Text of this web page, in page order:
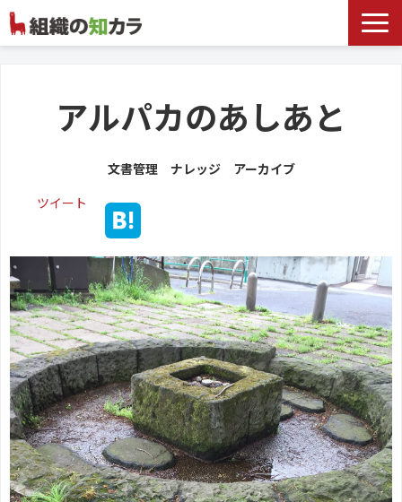
お役立ち記事
記事カテゴリ一覧
お客様事例
アルパカのあしあと
文書管理 ナレッジ アーカイブ
ツイート